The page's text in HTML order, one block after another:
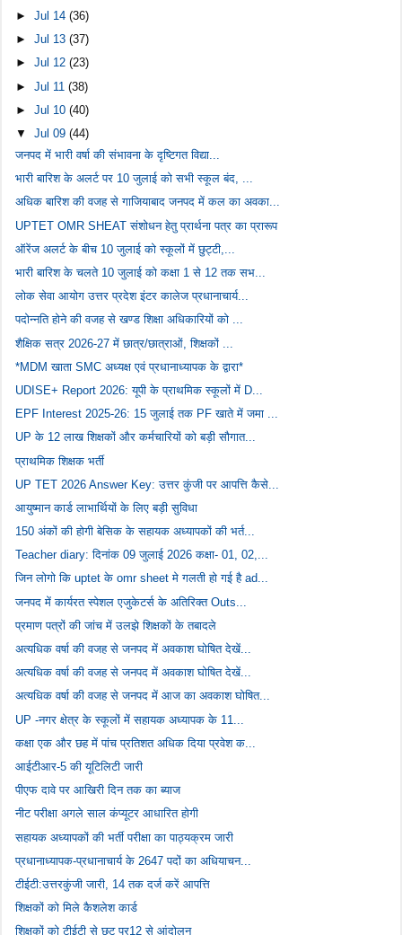
►Jul 14(36)
►Jul 13(37)
►Jul 12(23)
►Jul 11(38)
►Jul 10(40)
▼Jul 09(44)
जनपद में भारी वर्षा की संभावना के दृष्टिगत विद्या...
भारी बारिश के अलर्ट पर 10 जुलाई को सभी स्कूल बंद, ...
अधिक बारिश की वजह से गाजियाबाद जनपद में कल का अवका...
UPTET OMR SHEAT संशोधन हेतु प्रार्थना पत्र का प्रारूप
ऑरेंज अलर्ट के बीच 10 जुलाई को स्कूलों में छुट्टी,...
भारी बारिश के चलते 10 जुलाई को कक्षा 1 से 12 तक सभ...
लोक सेवा आयोग उत्तर प्रदेश इंटर कालेज प्रधानाचार्य...
पदोन्नति होने की वजह से खण्ड शिक्षा अधिकारियों को ...
शैक्षिक सत्र 2026-27 में छात्र/छात्राओं, शिक्षकों ...
*MDM खाता SMC अध्यक्ष एवं प्रधानाध्यापक के द्वारा*
UDISE+ Report 2026: यूपी के प्राथमिक स्कूलों में D...
EPF Interest 2025-26: 15 जुलाई तक PF खाते में जमा ...
UP के 12 लाख शिक्षकों और कर्मचारियों को बड़ी सौगात...
प्राथमिक शिक्षक भर्ती
UP TET 2026 Answer Key: उत्तर कुंजी पर आपत्ति कैसे...
आयुष्मान कार्ड लाभार्थियों के लिए बड़ी सुविधा
150 अंकों की होगी बेसिक के सहायक अध्यापकों की भर्त...
Teacher diary: दिनांक 09 जुलाई 2026 कक्षा- 01, 02,...
जिन लोगो कि uptet के omr sheet मे गलती हो गई है ad...
जनपद में कार्यरत स्पेशल एजुकेटर्स के अतिरिक्त Outs...
प्रमाण पत्रों की जांच में उलझे शिक्षकों के तबादले
अत्यधिक वर्षा की वजह से जनपद में अवकाश घोषित देखें...
अत्यधिक वर्षा की वजह से जनपद में अवकाश घोषित देखें...
अत्यधिक वर्षा की वजह से जनपद में आज का अवकाश घोषित...
UP -नगर क्षेत्र के स्कूलों में सहायक अध्यापक के 11...
कक्षा एक और छह में पांच प्रतिशत अधिक दिया प्रवेश क...
आईटीआर-5 की यूटिलिटी जारी
पीएफ दावे पर आखिरी दिन तक का ब्याज
नीट परीक्षा अगले साल कंप्यूटर आधारित होगी
सहायक अध्यापकों की भर्ती परीक्षा का पाठ्यक्रम जारी
प्रधानाध्यापक-प्रधानाचार्य के 2647 पदों का अधियाचन...
टीईटी:उत्तरकुंजी जारी, 14 तक दर्ज करें आपत्ति
शिक्षकों को मिले कैशलेश कार्ड
शिक्षकों को टीईटी से छूट पर12 से आंदोलन